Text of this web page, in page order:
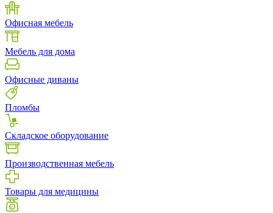
Офисная мебель
Мебель для дома
Офисные диваны
Пломбы
Складское оборудование
Производственная мебель
Товары для медицины